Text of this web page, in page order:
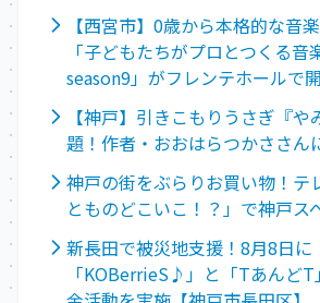
【西宮市】0歳から本格的な音
「子どもたちがプロとつくる音
season9」がフレンテホールで
【神戸】引きこもりうさぎ『
題！作者・おおはらつかささん
神戸の街をぶらりお買い物！テ
とものどこいこ！？」で神戸ス
新長田で被災地支援！8月8日に
「KOBerrieS♪」と「Tあんど